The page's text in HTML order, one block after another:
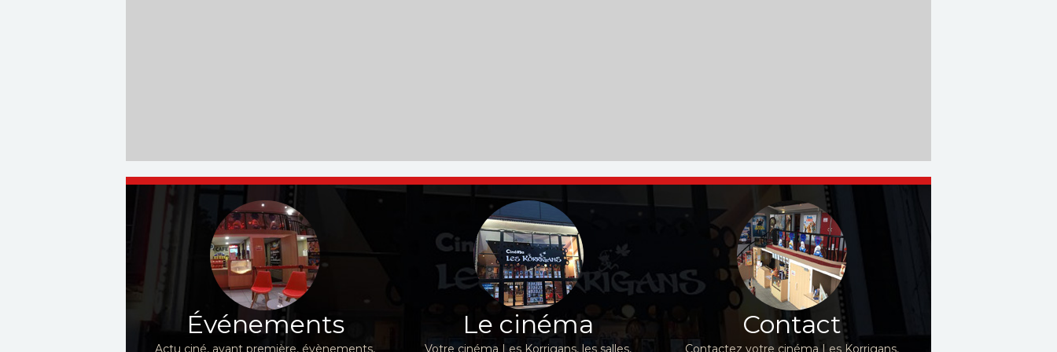
Événements
Actu ciné, avant première, évènements,
Le cinéma
Votre cinéma Les Korrigans, les salles,
Contact
Contactez votre cinéma Les Korrigans,